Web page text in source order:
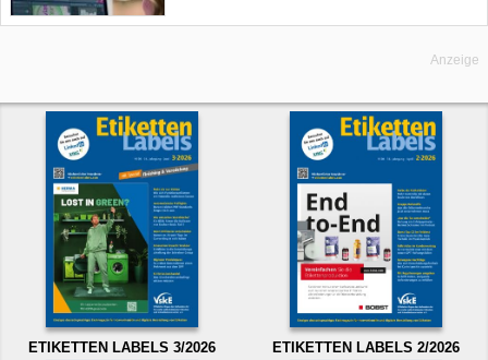
Anzeige
ETIKETTEN LABELS 3/2026 ETIKETTEN LABELS 2/2026